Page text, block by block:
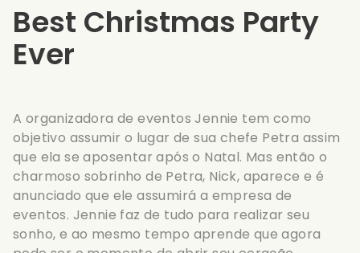
Best Christmas Party
Ever
A organizadora de eventos Jennie tem como
objetivo assumir o lugar de sua chefe Petra assim
que ela se aposentar após o Natal. Mas então o
charmoso sobrinho de Petra, Nick, aparece e é
anunciado que ele assumirá a empresa de
eventos. Jennie faz de tudo para realizar seu
sonho, e ao mesmo tempo aprende que agora